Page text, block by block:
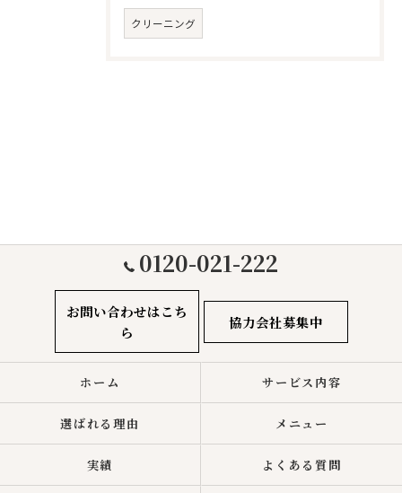
クリーニング
0120-021-222
お問い合わせはこち
ら
協力会社募集中
ホーム サービス内容
選ばれる理由 メニュー
実績 よくある質問